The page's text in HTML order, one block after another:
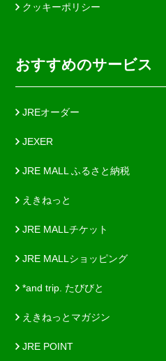
クッキーポリシー
おすすめのサービス
JREオーダー
JEXER
JRE MALL ふるさと納税
えきねっと
JRE MALLチケット
JRE MALLショッピング
*and trip. たびびと
えきねっとマガジン
JRE POINT